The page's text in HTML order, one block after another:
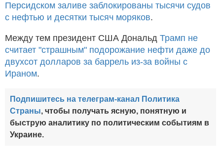
Персидском заливе заблокированы тысячи судов
с нефтью и десятки тысяч моряков.
Между тем президент США Дональд Трамп не
считает "страшным" подорожание нефти даже до
двухсот долларов за баррель из-за войны с
Ираном.
Подпишитесь на телеграм-канал Политика
Страны, чтобы получать ясную, понятную и
быструю аналитику по политическим событиям в
Украине.